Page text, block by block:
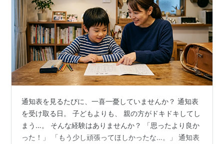
通知表を見るたびに、一喜一憂していませんか？ 通知表
を受け取る日。 子どもよりも、 親の方がドキドキしてし
まう…。 そんな経験はありませんか？ 「思ったより良か
った！」 「もう少し頑張ってほしかったな…。」 通知表